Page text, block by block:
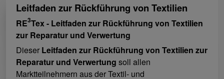
Leitfaden zur Rückführung von Textilien
RE3Tex - Leitfaden zur Rückführung von Textilien
zur Reparatur und Verwertung
Dieser Leitfaden zur Rückführung von Textilien zur
Reparatur und Verwertung soll allen
Marktteilnehmern aus der Textil- und